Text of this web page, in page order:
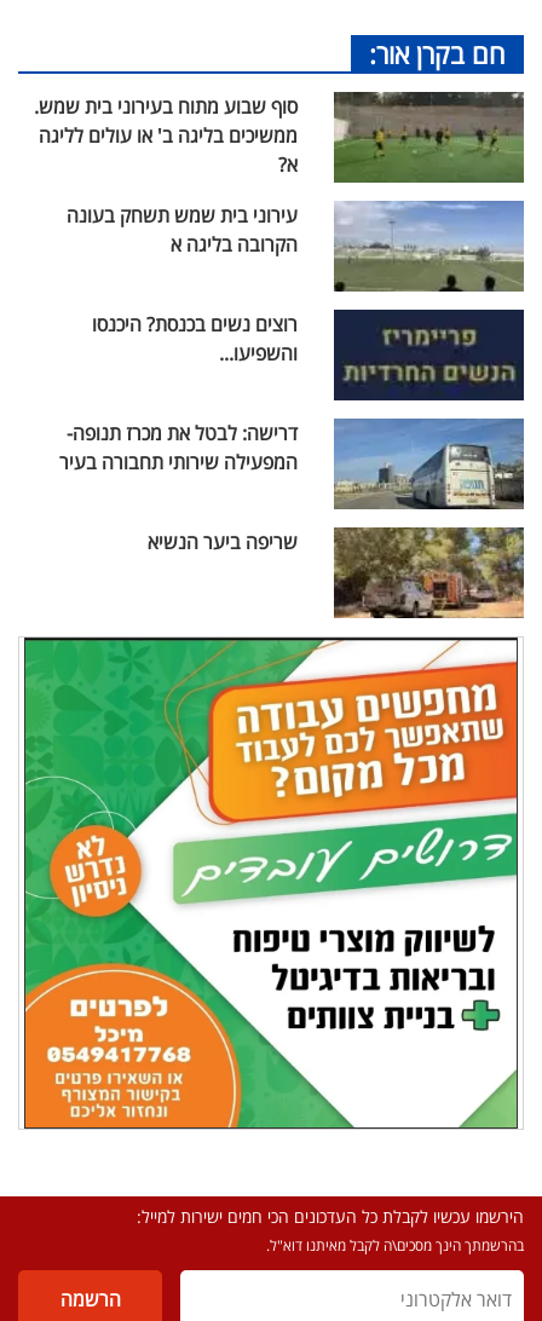
חם בקרן אור:
סוף שבוע מתוח בעירוני בית שמש.
ממשיכים בליגה ב' או עולים לליגה
א?
עירוני בית שמש תשחק בעונה
הקרובה בליגה א
רוצים נשים בכנסת? היכנסו
והשפיעו...
דרישה: לבטל את מכרז תנופה-
המפעילה שירותי תחבורה בעיר
שריפה ביער הנשיא
הירשמו עכשיו לקבלת כל העדכונים הכי חמים ישירות למייל:
בהרשמתך הינך מסכים\ה לקבל מאיתנו דוא"ל.